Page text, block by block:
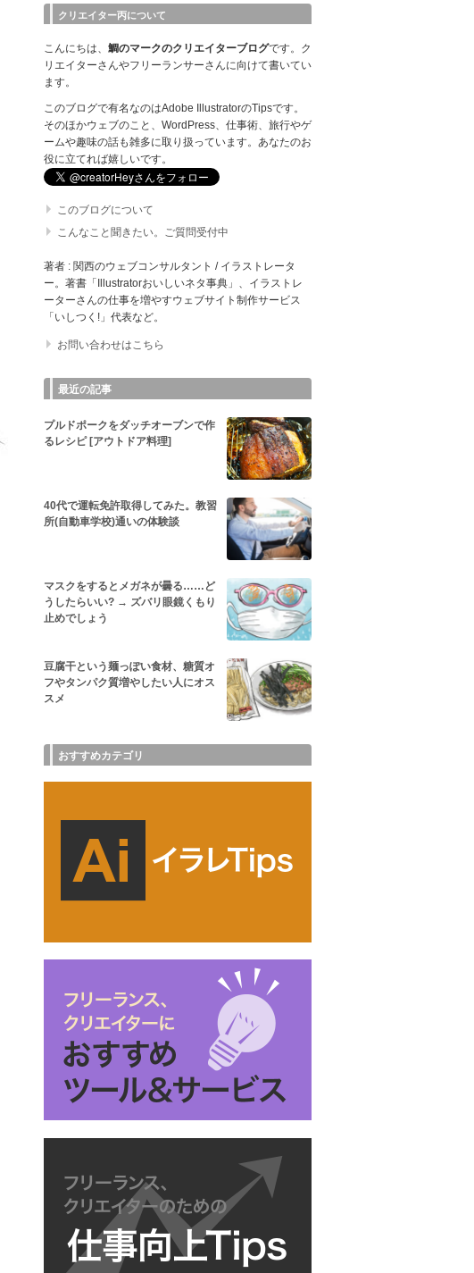
クリエイター丙について
こんにちは、 鯛のマークのクリエイターブログです。ク
リエイターさんやフリーランサーさんに向けて書いてい
ます。
このブログで有名なのはAdobe IllustratorのTipsです。
そのほかウェブのこと、WordPress、仕事術、旅行やゲ
ームや趣味の話も雑多に取り扱っています。あなたのお
役に立てれば嬉しいです。
このブログについて
こんなこと聞きたい。ご質問受付中
著者 : 関西のウェブコンサルタント / イラストレータ
ー。著書「Illustratorおいしいネタ事典」、イラストレ
ーターさんの仕事を増やすウェブサイト制作サービス
「いしつく!」代表など。
お問い合わせはこちら
最近の記事
プルドポークをダッチオーブンで作
るレシピ [アウトドア料理]
40代で運転免許取得してみた。教習
所(自動車学校)通いの体験談
マスクをするとメガネが曇る……ど
うしたらいい? → ズバリ眼鏡くもり
止めでしょう
豆腐干という麺っぽい食材、糖質オ
フやタンパク質増やしたい人にオス
スメ
おすすめカテゴリ